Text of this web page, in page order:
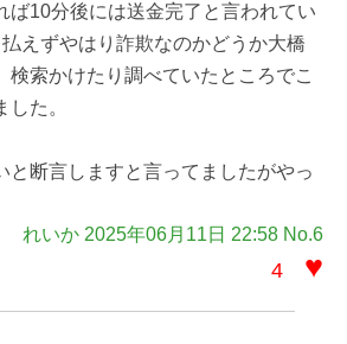
ば10分後には送金完了と言われてい
えずやはり詐欺なのかどうか大橋
検索かけたり調べていたところでこ
た。
と断言しますと言ってましたがやっ
れいか 2025年06月11日 22:58 No.6
4 ♥